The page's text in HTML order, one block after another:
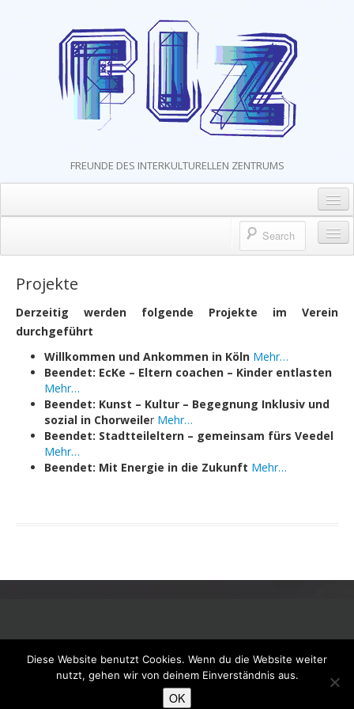
FREUNDE DES INTERKULTURELLEN ZENTRUMS
Kontakt
Impressum & Datenschutz
AGB
Das Team
Kursleiter*innen
Ehrenamtliche Mitarbeiter*innen
Angebote
Mit Energie in die Zukunft
Willkommen und Ankommen in Köln
Stadtteileltern -gemeinsam fürs Veedel
Projekte
Derzeitig werden folgende Projekte im Verein
durchgeführt
Willkommen und Ankommen in Köln Mehr…
Beendet: EcKe – Eltern coachen – Kinder entlasten
Mehr…
Beendet: Kunst – Kultur – Begegnung Inklusiv und
sozial in Chorweiler Mehr…
Beendet: Stadtteileltern – gemeinsam fürs Veedel
Mehr…
Beendet: Mit Energie in die Zukunft Mehr…
Running WordPress & Boot Store theme
Diese Website benutzt Cookies. Wenn du die Website weiter
nutzt, gehen wir von deinem Einverständnis aus.
OK